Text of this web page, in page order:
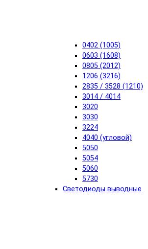
0402 (1005)
0603 (1608)
0805 (2012)
1206 (3216)
2835 / 3528 (1210)
3014 / 4014
3020
3030
3224
4040 (угловой)
5050
5054
5060
5730
Светодиоды выводные